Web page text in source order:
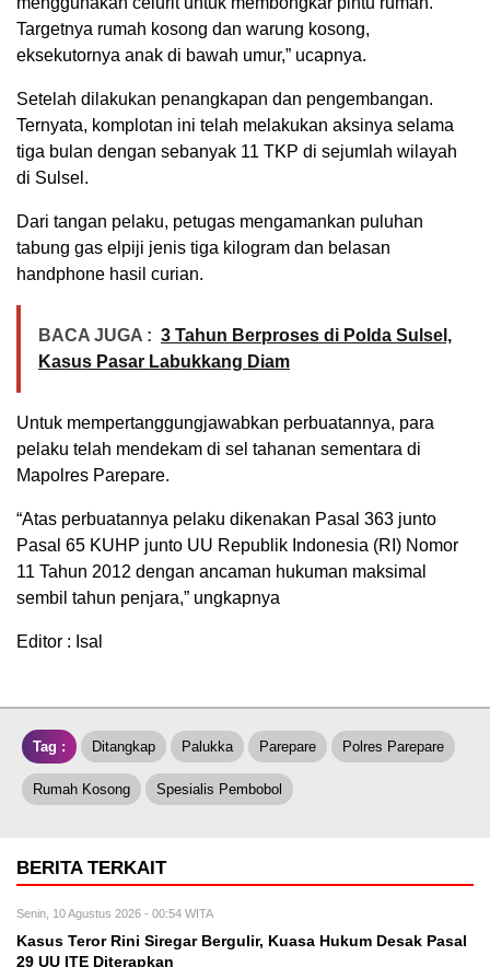
Targetnya rumah kosong dan warung kosong,
eksekutornya anak di bawah umur,” ucapnya.
Setelah dilakukan penangkapan dan pengembangan.
Ternyata, komplotan ini telah melakukan aksinya selama
tiga bulan dengan sebanyak 11 TKP di sejumlah wilayah
di Sulsel.
Dari tangan pelaku, petugas mengamankan puluhan
tabung gas elpiji jenis tiga kilogram dan belasan
handphone hasil curian.
BACA JUGA : 3 Tahun Berproses di Polda Sulsel,
Kasus Pasar Labukkang Diam
Untuk mempertanggungjawabkan perbuatannya, para
pelaku telah mendekam di sel tahanan sementara di
Mapolres Parepare.
“Atas perbuatannya pelaku dikenakan Pasal 363 junto
Pasal 65 KUHP junto UU Republik Indonesia (RI) Nomor
11 Tahun 2012 dengan ancaman hukuman maksimal
sembil tahun penjara,” ungkapnya
Editor : Isal
Tag : Ditangkap Palukka Parepare Polres Parepare
Rumah Kosong Spesialis Pembobol
BERITA TERKAIT
Senin, 10 Agustus 2026 - 00:54 WITA
Kasus Teror Rini Siregar Bergulir, Kuasa Hukum Desak Pasal
29 UU ITE Diterapkan